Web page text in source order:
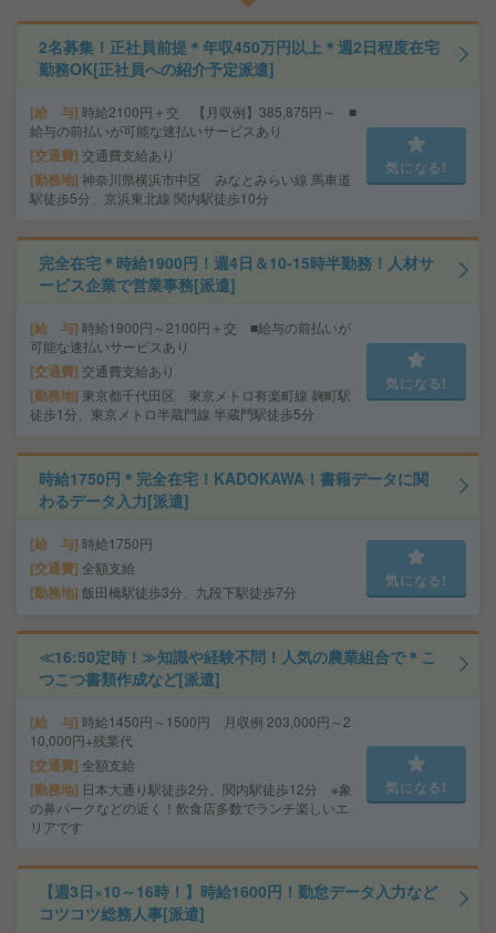
2名募集！正社員前提＊年収450万円以上＊週2日程度在宅
勤務OK[正社員への紹介予定派遣]
給 与 時給2100円＋交 【月収例】385,875円～ ■
給与の前払いが可能な速払いサービスあり
交通費 交通費支給あり
勤務地 神奈川県横浜市中区 みなとみらい線 馬車道
駅徒歩5分、京浜東北線 関内駅徒歩10分
気になる!
完全在宅＊時給1900円！週4日＆10-15時半勤務！人材サ
ービス企業で営業事務[派遣]
給 与 時給1900円～2100円＋交 ■給与の前払いが
可能な速払いサービスあり
交通費 交通費支給あり
勤務地 東京都千代田区 東京メトロ有楽町線 麹町駅
徒歩1分、東京メトロ半蔵門線 半蔵門駅徒歩5分
気になる!
時給1750円＊完全在宅！KADOKAWA！書籍データに関
わるデータ入力[派遣]
給 与 時給1750円
交通費 全額支給
勤務地 飯田橋駅徒歩3分、九段下駅徒歩7分
気になる!
≪16:50定時！≫知識や経験不問！人気の農業組合で＊こ
つこつ書類作成など[派遣]
給 与 時給1450円～1500円 月収例 203,000円～2
10,000円+残業代
交通費 全額支給
勤務地 日本大通り駅徒歩2分、関内駅徒歩12分 ※象
の鼻パークなどの近く！飲食店多数でランチ楽しいエ
リアです
気になる!
【週3日×10～16時！】時給1600円！勤怠データ入力など
コツコツ総務人事[派遣]